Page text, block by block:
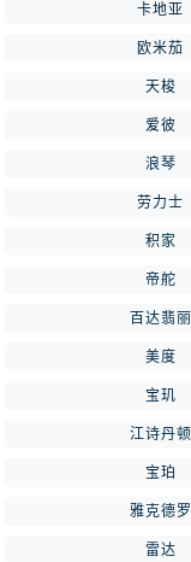
卡地亚
欧米茄
天梭
爱彼
浪琴
劳力士
积家
帝舵
百达翡丽
美度
宝玑
江诗丹顿
宝珀
雅克德罗
雷达